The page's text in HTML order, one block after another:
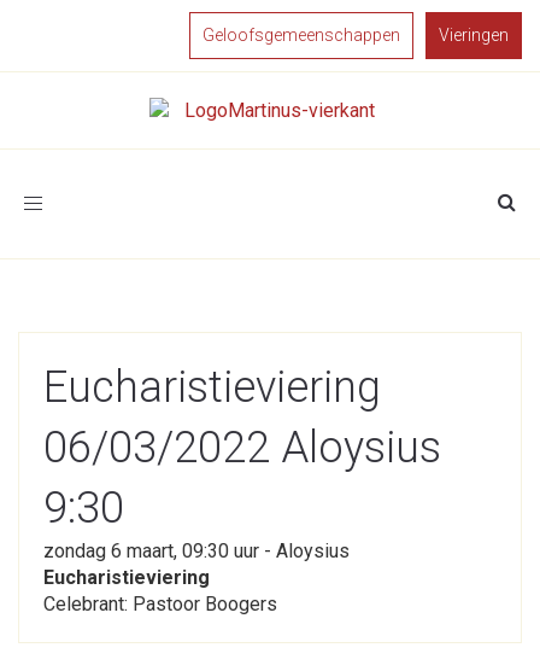
Geloofsgemeenschappen Vieringen
Toggle
Eucharistieviering
06/03/2022 Aloysius
9:30
zondag 6 maart, 09:30 uur - Aloysius
Eucharistieviering
Celebrant: Pastoor Boogers